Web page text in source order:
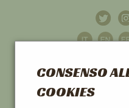
CONSENSO
COOKIES